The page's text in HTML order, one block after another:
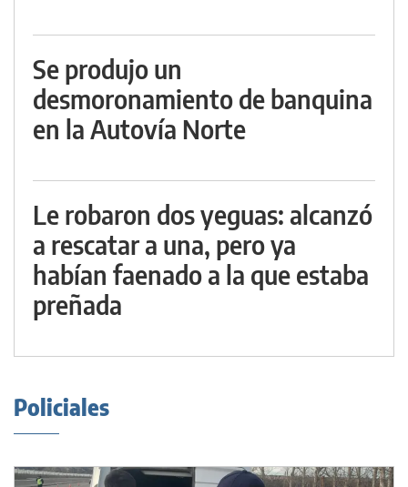
Se produjo un
desmoronamiento de banquina
en la Autovía Norte
Le robaron dos yeguas: alcanzó
a rescatar a una, pero ya
habían faenado a la que estaba
preñada
Policiales